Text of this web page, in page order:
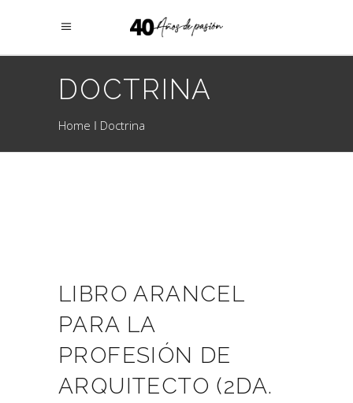
DOCTRINA
Home Doctrina
LIBRO ARANCEL
PARA LA
PROFESIÓN DE
ARQUITECTO (2DA.